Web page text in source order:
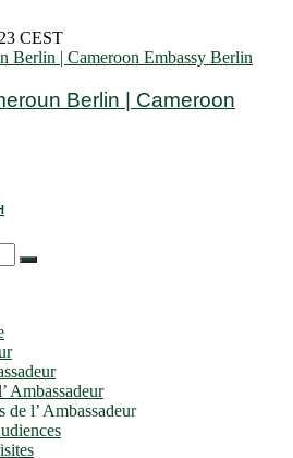
CEST
Berlin | Cameroon
Ambassadeur
de l’ Ambassadeur